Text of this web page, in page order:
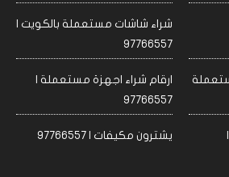
شراء شاشات مستعملة بالكويت |
97766557
ارقام شراء اجهزة مستعملة |
97766557
يشترون مكيفات | 97766557